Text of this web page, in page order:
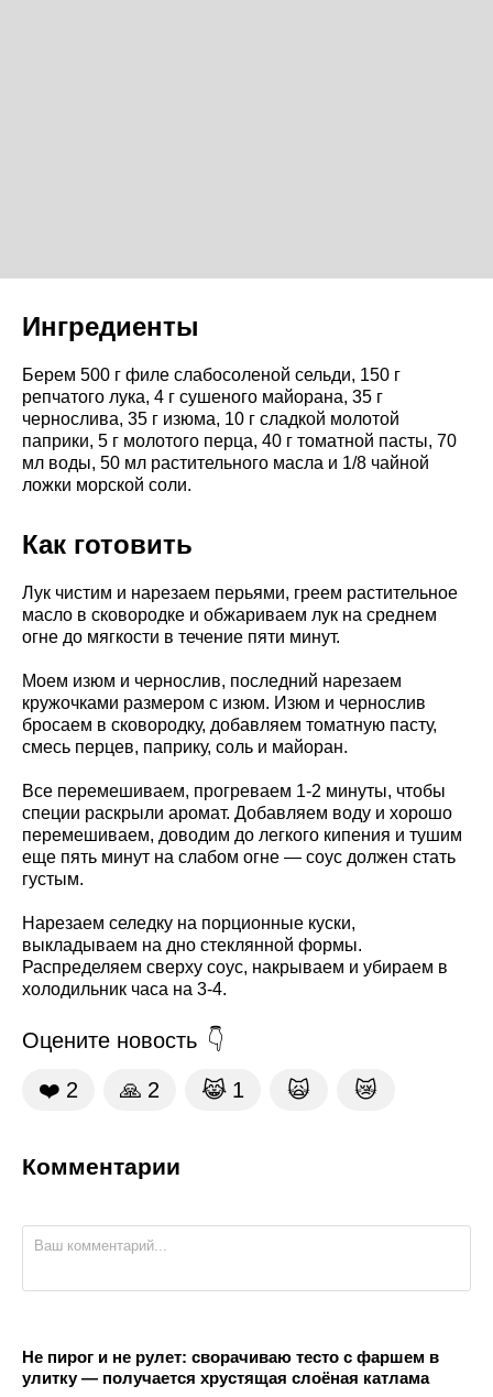
Ингредиенты
Берем 500 г филе слабосоленой сельди, 150 г
репчатого лука, 4 г сушеного майорана, 35 г
чернослива, 35 г изюма, 10 г сладкой молотой
паприки, 5 г молотого перца, 40 г томатной пасты, 70
мл воды, 50 мл растительного масла и 1/8 чайной
ложки морской соли.
Как готовить
Лук чистим и нарезаем перьями, греем растительное
масло в сковородке и обжариваем лук на среднем
огне до мягкости в течение пяти минут.
Моем изюм и чернослив, последний нарезаем
кружочками размером с изюм. Изюм и чернослив
бросаем в сковородку, добавляем томатную пасту,
смесь перцев, паприку, соль и майоран.
Все перемешиваем, прогреваем 1-2 минуты, чтобы
специи раскрыли аромат. Добавляем воду и хорошо
перемешиваем, доводим до легкого кипения и тушим
еще пять минут на слабом огне — соус должен стать
густым.
Нарезаем селедку на порционные куски,
выкладываем на дно стеклянной формы.
Распределяем сверху соус, накрываем и убираем в
холодильник часа на 3-4.
Оцените новость
❤️ 2 🙏 2 😹 1 🙀 😿
Комментарии
Не пирог и не рулет: сворачиваю тесто с фаршем в
улитку — получается хрустящая слоёная катлама